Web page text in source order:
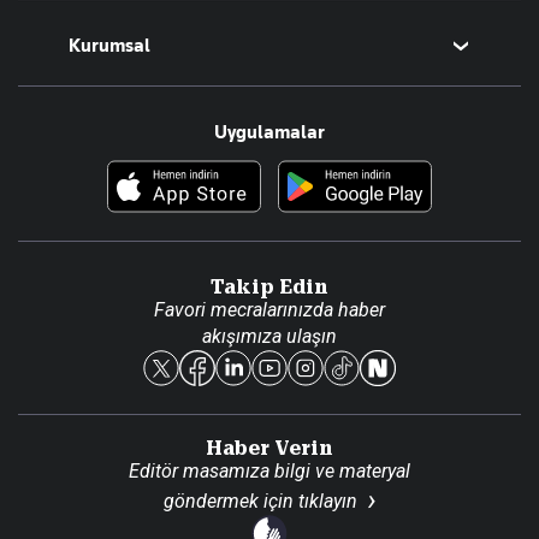
Teknoloji
Foto Haber
Kurumsal
Künye
Reklam Ver
Uygulamalar
Takip Edin
Favori mecralarınızda haber
akışımıza ulaşın
Haber Verin
Editör masamıza bilgi ve materyal
göndermek için tıklayın